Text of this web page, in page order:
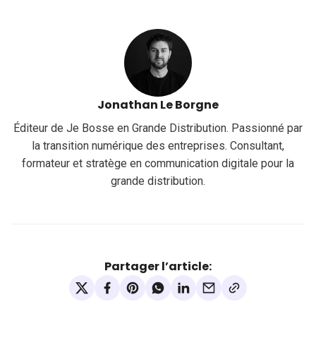
Jonathan Le Borgne
Éditeur de Je Bosse en Grande Distribution. Passionné par
la transition numérique des entreprises. Consultant,
formateur et stratège en communication digitale pour la
grande distribution.
Partager l’article: